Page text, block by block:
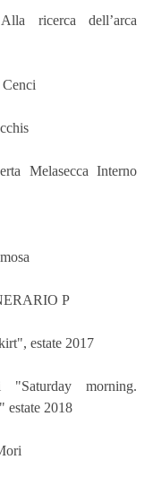
ricerca dell’arca
Cenci
Melasecca Interno
P
estate 2017
morning.
estate 2018